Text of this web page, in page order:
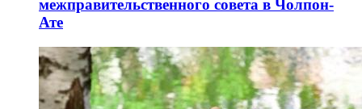
межправительственного совета в Чолпон-
Ате